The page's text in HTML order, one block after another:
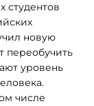
студентов
новую
переобучить
уровень
числе